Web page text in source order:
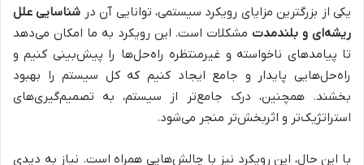
یکی از بزرگترین مزایای رویکرد سیستمی، توانایی آن در شناسایی علل
ریشه‌ای و بلندمدت مشکلات است. این رویکرد به ما امکان می‌دهد
تا پیامدهای ناخواسته و غیرمنتظره راه‌حل‌ها را پیش‌بینی کنیم و
راه‌حل‌هایی پایدار و جامع ایجاد کنیم که کل سیستم را بهبود
بخشند. همچنین، درک جامع‌تر از سیستم، به تصمیم‌گیری‌های
استراتژیک‌تر و اثربخش‌تر منجر می‌شود.
با این حال، این رویکرد نیز با چالش‌هایی همراه است. نیاز به دیدی